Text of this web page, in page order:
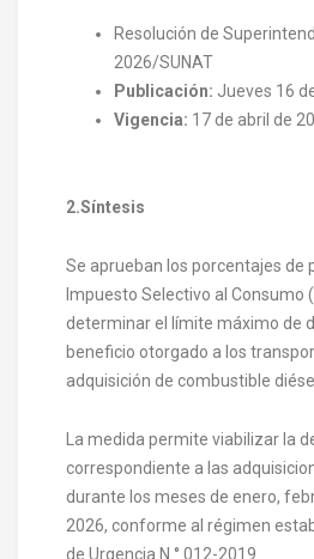
Resolución de
2026/SUNAT
Publicación: Jueves 16
Vigencia: 17 de abril de
2.Síntesis
Se aprueban los porcentajes de
Impuesto Selectivo al Consumo
determinar el límite máximo de
beneficio otorgado a los
adquisición de combustible diésel.
La medida permite viabilizar la
correspondiente a las
durante los meses de enero,
2026, conforme al régimen
de Urgencia N.° 012-2019.